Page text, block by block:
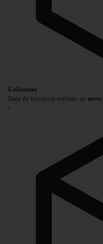
Colissimo
Date de livraison estimée au
›